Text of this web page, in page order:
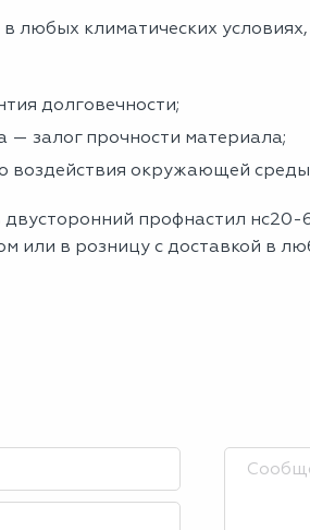
любых климатических
долговечности;
залог прочности материала;
воздействия окружающей
профнастил нс20-
или в розницу с доставкой в